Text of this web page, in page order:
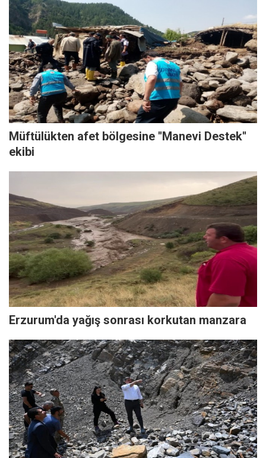
Müftülükten afet bölgesine ''Manevi Destek''
ekibi
Erzurum'da yağış sonrası korkutan manzara